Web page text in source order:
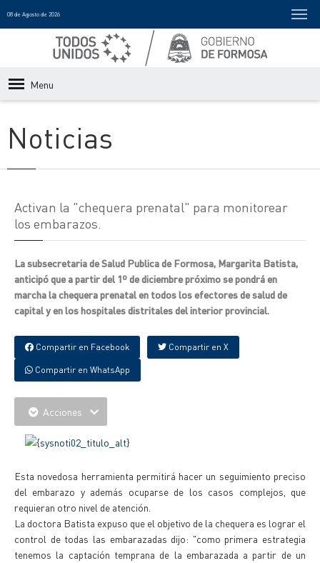
08 de Agosto de 2026
Menu
Noticias
Activan la "chequera prenatal" para monitorear
los embarazos.
La subsecretaria de Salud Publica de Formosa, Margarita Batista,
anticipó que a partir del 1º de diciembre próximo se pondrá en
marcha la chequera prenatal en todos los efectores de salud de
capital y en los hospitales distritales del interior provincial.
Compartir en Facebook Compartir en X
Compartir en WhatsApp
Acciones
Esta novedosa herramienta permitirá hacer un seguimiento preciso
del embarazo y además ocuparse de los casos complejos, que
requieran otro nivel de atención.
La doctora Batista expuso que el objetivo de la chequera es lograr el
control de todas las embarazadas dijo: "como primera estrategia
tenemos la captación temprana de la embarazada a partir de un